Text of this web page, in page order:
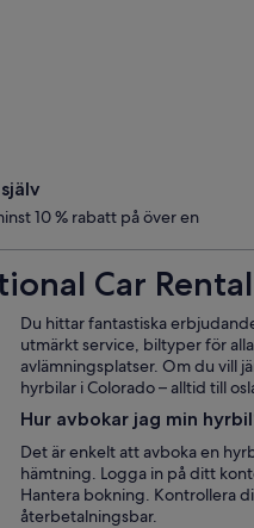
10 % rabatt på över en
Car
Du hittar fantastiska
utmärkt service, biltyper för
avlämningsplatser. Om du vill
hyrbilar i Colorado – alltid till
Hur avbokar jag min
Det är enkelt att avboka en
hämtning. Logga in på ditt
Hantera bokning. Kontrollera
återbetalningsbar.